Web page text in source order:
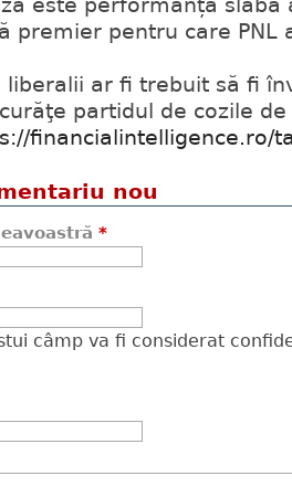
este performanța slabă
premier pentru care PNL
liberalii ar fi trebuit să fi
partidul de cozile
financialintelligence.ro/
nou
*
câmp va fi considerat